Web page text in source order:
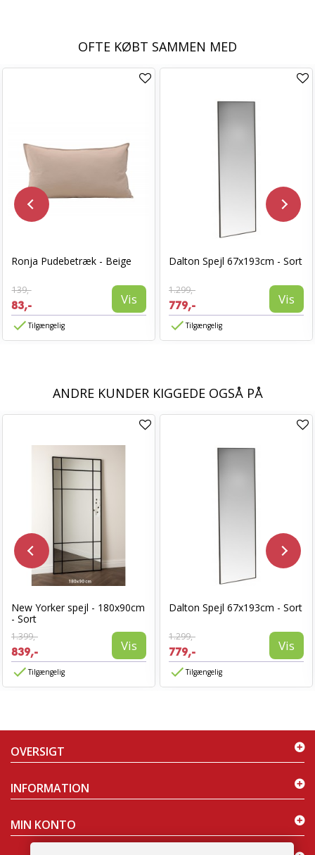
OFTE KØBT SAMMEN MED
Ronja Pudebetræk - Beige
139,-
83,- Vis
Tilgængelig
Dalton Spejl 67x193cm - Sort
1.299,-
779,- Vis
Tilgængelig
ANDRE KUNDER KIGGEDE OGSÅ PÅ
New Yorker spejl - 180x90cm
- Sort
1.399,-
839,- Vis
Tilgængelig
Dalton Spejl 67x193cm - Sort
1.299,-
779,- Vis
Tilgængelig
OVERSIGT
INFORMATION
MIN KONTO